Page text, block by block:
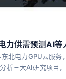
力供需预测AI等
北电力GPU云服务
析三大AI研究项目